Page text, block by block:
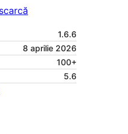
1.6.6
8 aprilie 2026
100+
5.6